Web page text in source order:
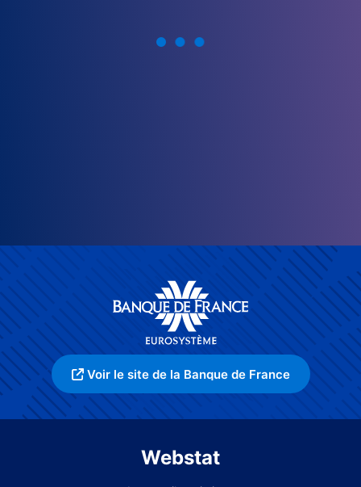
Voir le site de la Banque de France
Webstat